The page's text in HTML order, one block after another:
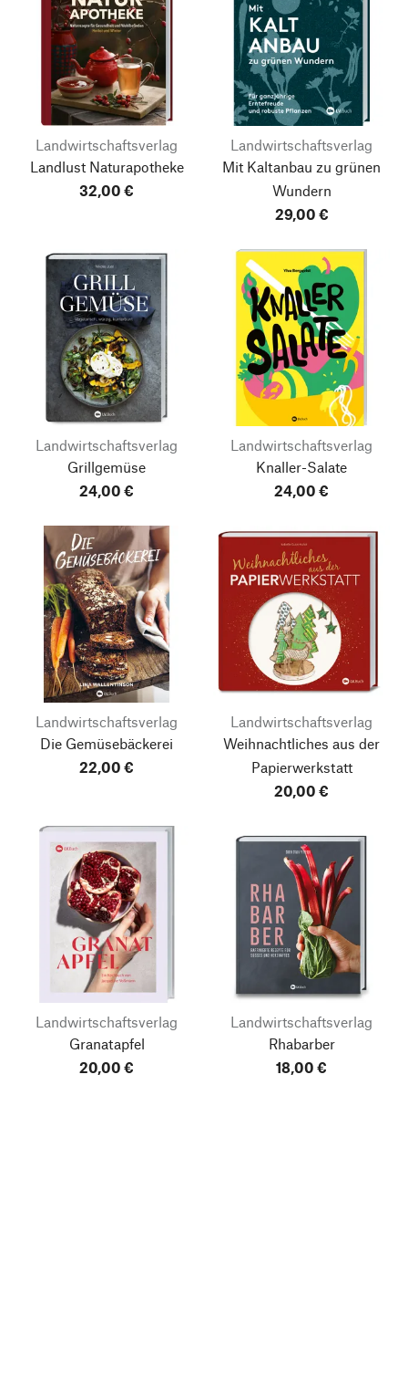
Landwirtschaftsverlag
Landlust Naturapotheke
32,00 €
Landwirtschaftsverlag
Mit Kaltanbau zu grünen
Wundern
29,00 €
Landwirtschaftsverlag
Grillgemüse
24,00 €
Landwirtschaftsverlag
Knaller-Salate
24,00 €
Landwirtschaftsverlag
Die Gemüsebäckerei
22,00 €
Landwirtschaftsverlag
Weihnachtliches aus der
Papierwerkstatt
20,00 €
Landwirtschaftsverlag
Granatapfel
20,00 €
Landwirtschaftsverlag
Rhabarber
18,00 €